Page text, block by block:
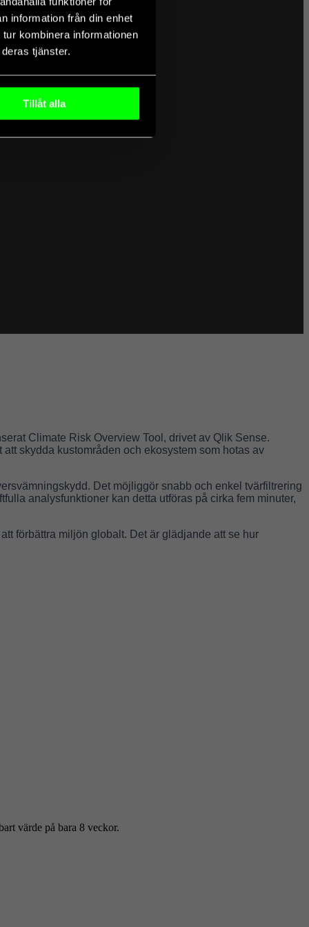
information från din enhet
kombinera informationen
tjänster.
Tillåt alla
Climate Risk Overview Tool, drivet av Qlik Sense.
skydda kustområden och ekosystem som hotas av
Det möjliggör snabb och enkel tvärfiltrering
analysfunktioner kan detta utföras på cirka fem minuter,
förbättra miljön globalt. Det är glädjande att se hur
värde på bara 8 veckor.